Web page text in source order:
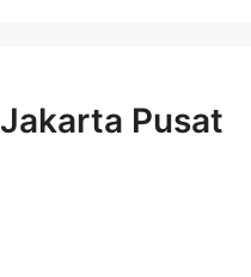
Pusat